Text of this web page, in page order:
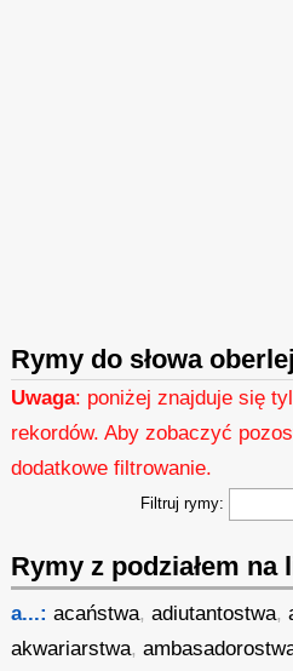
Rymy do słowa
Uwaga: poniżej znajduje się
rekordów. Aby zobaczyć
dodatkowe filtrowanie.
Filtruj rymy:
Rymy z podziałem na
a...: acaństwa,adiutantostwa,
akwariarstwa,